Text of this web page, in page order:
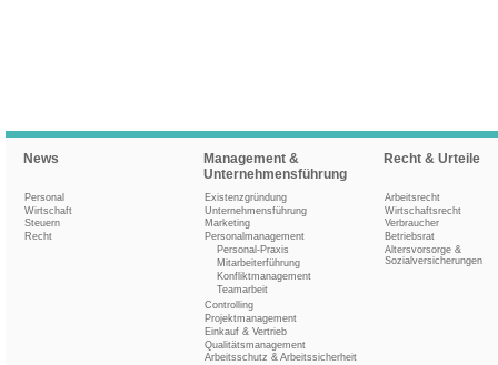
News
Personal
Wirtschaft
Steuern
Recht
Management &
Unternehmensführung
Existenzgründung
Unternehmensführung
Marketing
Personalmanagement
Personal-Praxis
Mitarbeiterführung
Konfliktmanagement
Teamarbeit
Controlling
Projektmanagement
Einkauf & Vertrieb
Qualitätsmanagement
Arbeitsschutz & Arbeitssicherheit
Recht & Urteile
Arbeitsrecht
Wirtschaftsrecht
Verbraucher
Betriebsrat
Altersvorsorge &
Sozialversicherungen